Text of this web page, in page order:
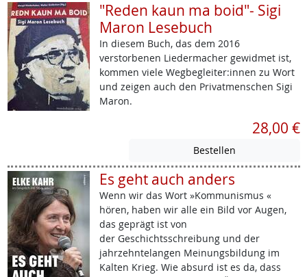
"Reden kaun ma boid"- Sigi
Maron Lesebuch
In diesem Buch, das dem 2016
verstorbenen Liedermacher gewidmet ist,
kommen viele Wegbegleiter:innen zu Wort
und zeigen auch den Privatmenschen Sigi
Maron.
28,00 €
Es geht auch anders
Wenn wir das Wort »Kommunismus «
hören, haben wir alle ein Bild vor Augen,
das geprägt ist von
der Geschichtsschreibung und der
jahrzehntelangen Meinungsbildung im
Kalten Krieg. Wie absurd ist es da, dass